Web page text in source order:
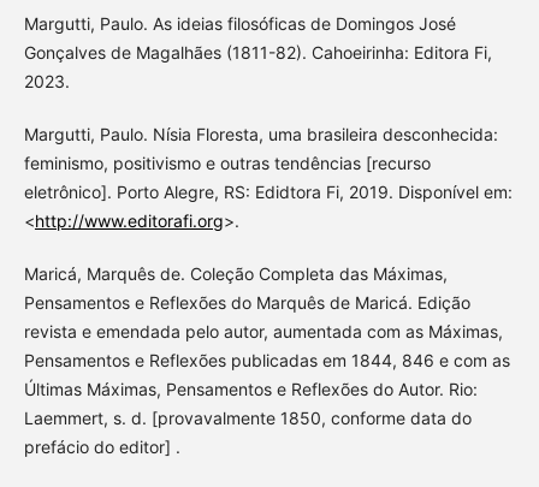
Margutti, Paulo. As ideias filosóficas de Domingos José
Gonçalves de Magalhães (1811-82). Cahoeirinha: Editora Fi,
2023.
Margutti, Paulo. Nísia Floresta, uma brasileira desconhecida:
feminismo, positivismo e outras tendências [recurso
eletrônico]. Porto Alegre, RS: Edidtora Fi, 2019. Disponível em:
<http://www.editorafi.org>.
Maricá, Marquês de. Coleção Completa das Máximas,
Pensamentos e Reflexões do Marquês de Maricá. Edição
revista e emendada pelo autor, aumentada com as Máximas,
Pensamentos e Reflexões publicadas em 1844, 846 e com as
Últimas Máximas, Pensamentos e Reflexões do Autor. Rio:
Laemmert, s. d. [provavalmente 1850, conforme data do
prefácio do editor] .